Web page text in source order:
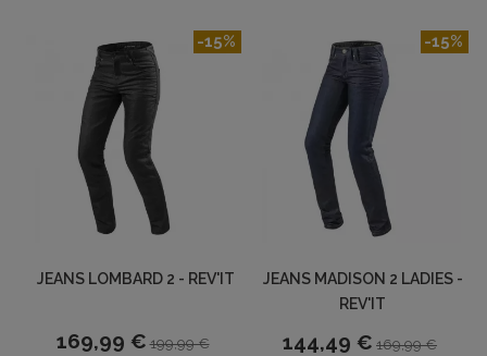
JEANS LOMBARD 2 - REV'IT
169,99 € 199,99 €
-15%
JEANS MADISON 2 LADIES -
REV'IT
144,49 € 169,99 €
-15%